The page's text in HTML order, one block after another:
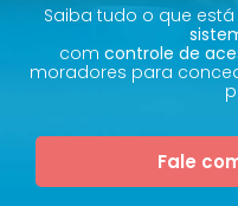
Saiba tudo o que
com controle de
moradores para
Fale